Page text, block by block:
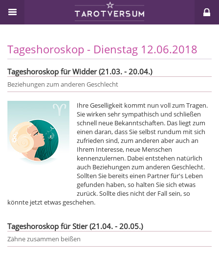
Tageshoroskop - Dienstag 12.06.2018
Tageshoroskop für Widder (21.03. - 20.04.)
Beziehungen zum anderen Geschlecht
Ihre Geselligkeit kommt nun voll zum Tragen.
Sie wirken sehr sympathisch und schließen
schnell neue Bekanntschaften. Das liegt zum
einen daran, dass Sie selbst rundum mit sich
zufrieden sind, zum anderen aber auch an
Ihrem Interesse, neue Menschen
kennenzulernen. Dabei entstehen natürlich
auch Beziehungen zum anderen Geschlecht.
Sollten Sie bereits einen Partner für's Leben
gefunden haben, so halten Sie sich etwas
zurück. Sollte dies nicht der Fall sein, so
könnte jetzt etwas geschehen.
Tageshoroskop für Stier (21.04. - 20.05.)
Zähne zusammen beißen